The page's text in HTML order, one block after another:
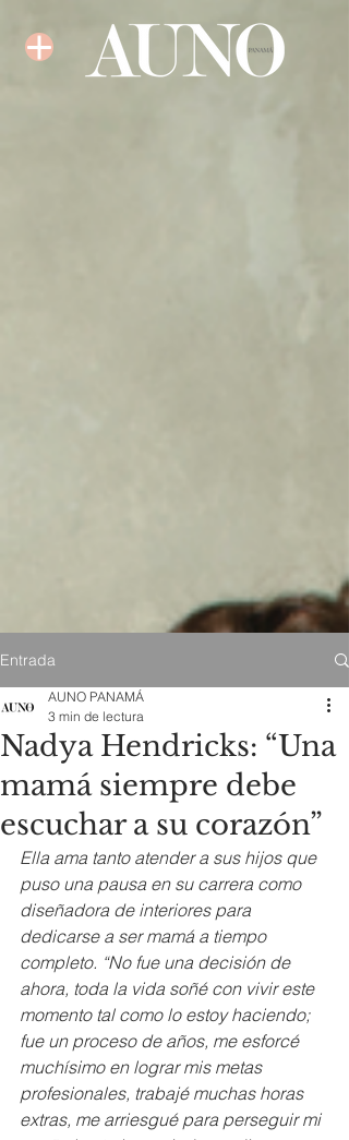
Entrada
Nadya Hendricks: “Una
mamá siempre debe
escuchar a su corazón”
AUNO PANAMÁ
3 min de lectura
Ella ama tanto atender a sus hijos que
puso una pausa en su carrera como
diseñadora de interiores para
dedicarse a ser mamá a tiempo
completo. “No fue una decisión de
ahora, toda la vida soñé con vivir este
momento tal como lo estoy haciendo;
fue un proceso de años, me esforcé
muchísimo en lograr mis metas
profesionales, trabajé muchas horas
extras, me arriesgué para perseguir mi